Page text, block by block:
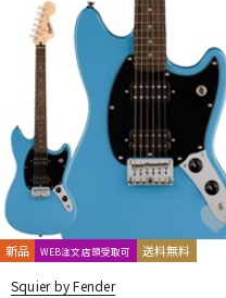
新品 WEB注文店頭受取可 送料無料
Squier by Fender